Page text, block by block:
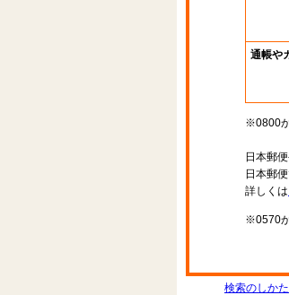
通帳や
※0800
日本郵
日本郵
詳しくは
※0570
検索のしかた